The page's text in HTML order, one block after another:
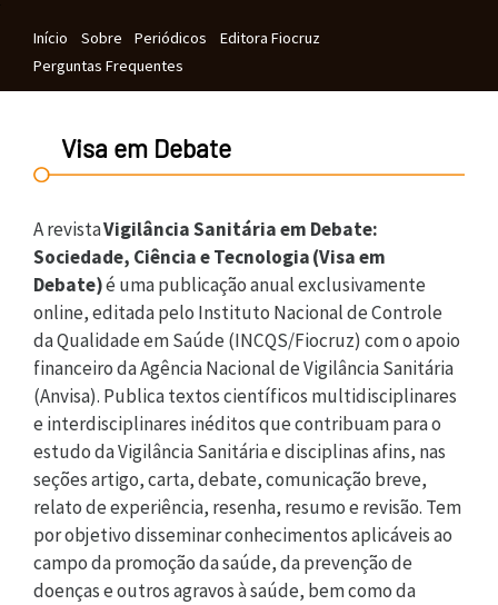
Navegação principal
Início Sobre Periódicos
Editora Fiocruz
Perguntas Frequentes
Visa em Debate
A revistaVigilância Sanitária em Debate:
Sociedade, Ciência e Tecnologia (Visa em
Debate)é uma publicação anual exclusivamente
online, editada pelo Instituto Nacional de Controle
da Qualidade em Saúde (INCQS/Fiocruz) com o apoio
financeiro da Agência Nacional de Vigilância Sanitária
(Anvisa). Publica textos científicos multidisciplinares
e interdisciplinares inéditos que contribuam para o
estudo da Vigilância Sanitária e disciplinas afins, nas
seções artigo, carta, debate, comunicação breve,
relato de experiência, resenha, resumo e revisão. Tem
por objetivo disseminar conhecimentos aplicáveis ao
campo da promoção da saúde, da prevenção de
doenças e outros agravos à saúde, bem como da